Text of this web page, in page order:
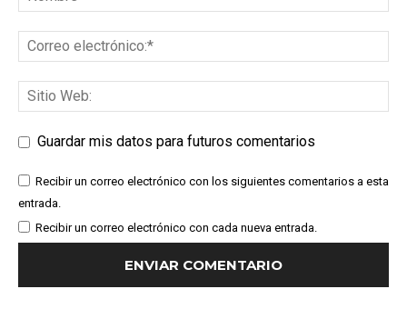
Guardar mis datos para futuros comentarios
Recibir un correo electrónico con los siguientes comentarios a esta
entrada.
Recibir un correo electrónico con cada nueva entrada.